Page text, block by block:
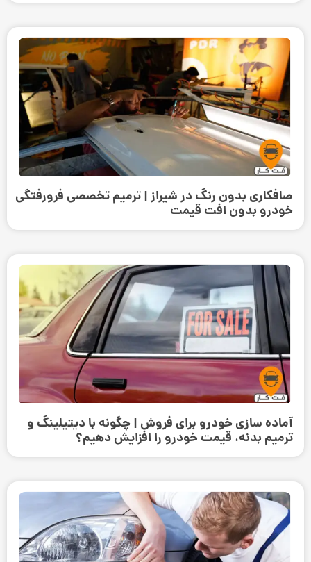
صافکاری بدون رنگ در شیراز | ترمیم تخصصی فرورفتگی
خودرو بدون افت قیمت
آماده سازی خودرو برای فروش | چگونه با دیتیلینگ و
ترمیم بدنه، قیمت خودرو را افزایش دهیم؟